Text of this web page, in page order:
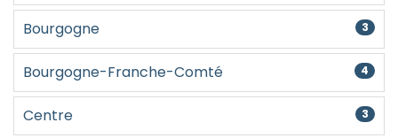
Bourgogne 3
Bourgogne-Franche-Comté 4
Centre 3